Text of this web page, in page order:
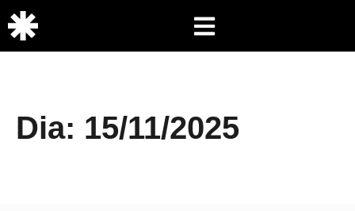
Dia: 15/11/2025